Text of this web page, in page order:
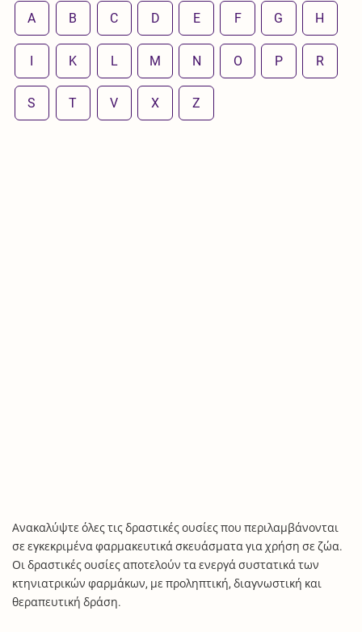
A B C D E F G H
I K L M N O P R
S T V X Z
Ανακαλύψτε όλες τις δραστικές ουσίες που περιλαμβάνονται
σε εγκεκριμένα φαρμακευτικά σκευάσματα για χρήση σε ζώα.
Οι δραστικές ουσίες αποτελούν τα ενεργά συστατικά των
κτηνιατρικών φαρμάκων, με προληπτική, διαγνωστική και
θεραπευτική δράση.